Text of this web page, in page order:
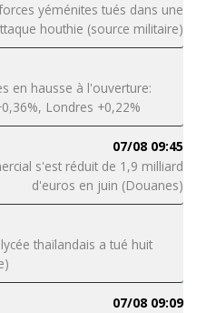
yéménites tués dans une
houthie (source militaire)
en hausse à l'ouverture:
Londres +0,22%
07/08 09:45
s'est réduit de 1,9 milliard
d'euros en juin (Douanes)
thaïlandais a tué huit
07/08 09:09